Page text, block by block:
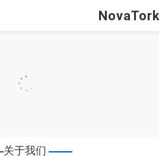
关于我们